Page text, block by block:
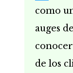
como
auges
de los